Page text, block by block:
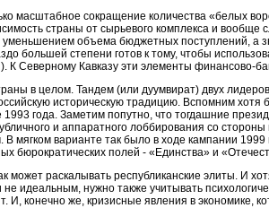
масштабное сокращение количества «белых
страны от сырьевого комплекса и
объема бюджетных поступлений, а
большей степени готов к тому, чтобы
Северному Кавказу эти элементы финансово-
в целом. Тандем (или дуумвират) двух
историческую традицию. Вспомним
года. Заметим попутно, что тогдашние
и аппаратного лоббирования со
мягком варианте так было в ходе кампании
бюрократических полей - «Единства» и
может раскалывать республиканские элиты. И
идеальным, нужно также учитывать
конечно же, кризисные явления в экономике,